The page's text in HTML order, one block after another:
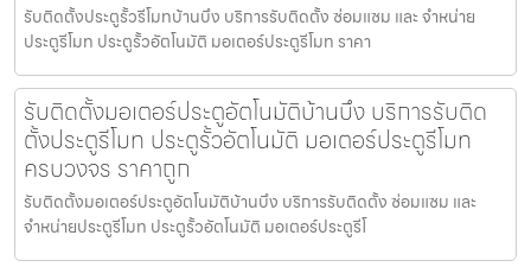
รับติดตั้งประตูรั้วรีโมทบ้านบึง บริการรับติดตั้ง ซ่อมแซม และ จำหน่าย
ประตูรีโมท ประตูรั้วอัตโนมัติ มอเตอร์ประตูรีโมท ราคา
รับติดตั้งมอเตอร์ประตูอัตโนมัติบ้านบึง บริการรับติด
ตั้งประตูรีโมท ประตูรั้วอัตโนมัติ มอเตอร์ประตูรีโมท
ครบวงจร ราคาถูก
รับติดตั้งมอเตอร์ประตูอัตโนมัติบ้านบึง บริการรับติดตั้ง ซ่อมแซม และ
จำหน่ายประตูรีโมท ประตูรั้วอัตโนมัติ มอเตอร์ประตูรีโ